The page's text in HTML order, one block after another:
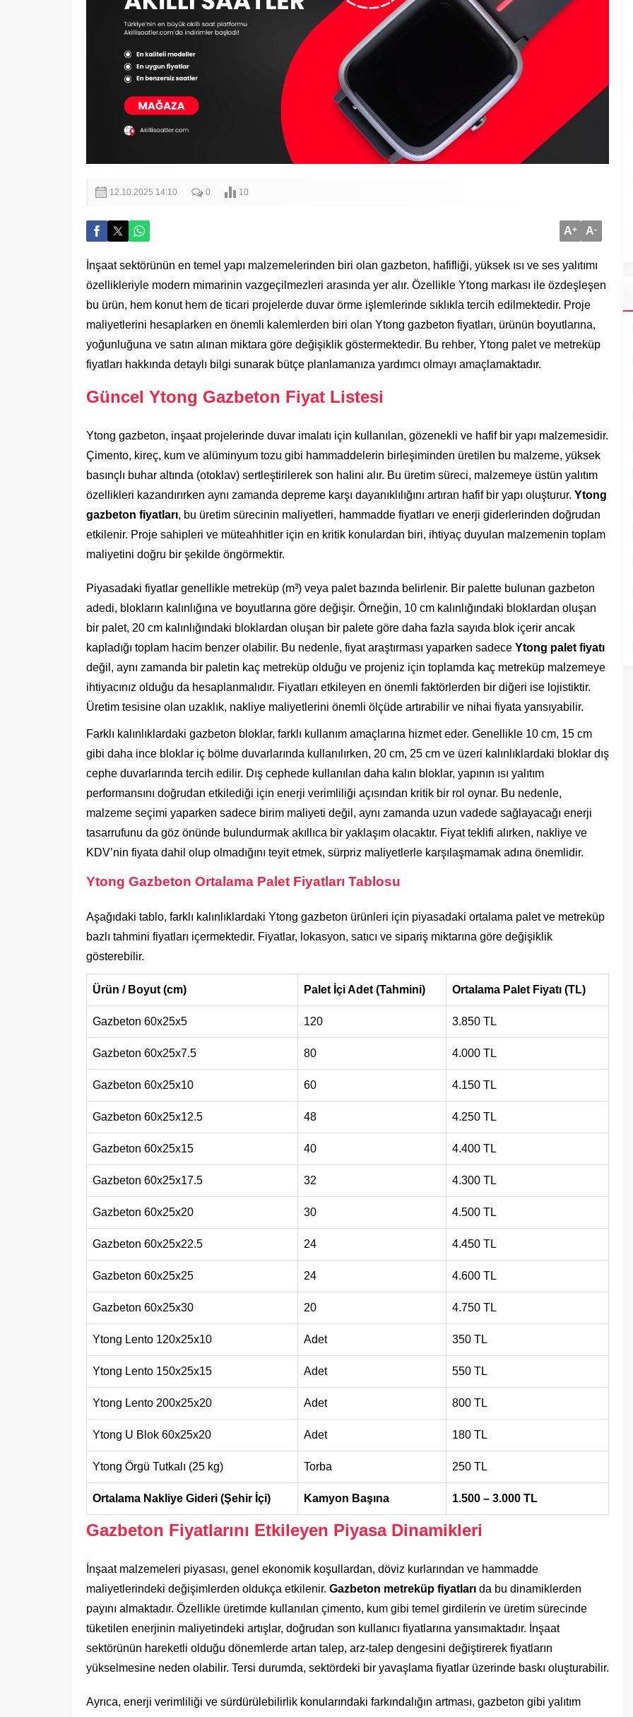
12.10.2025 14:10 0 10
A+ A-
İnşaat sektörünün en temel yapı malzemelerinden biri olan gazbeton, hafifliği, yüksek ısı ve ses yalıtımı
özellikleriyle modern mimarinin vazgeçilmezleri arasında yer alır. Özellikle Ytong markası ile özdeşleşen
bu ürün, hem konut hem de ticari projelerde duvar örme işlemlerinde sıklıkla tercih edilmektedir. Proje
maliyetlerini hesaplarken en önemli kalemlerden biri olan Ytong gazbeton fiyatları, ürünün boyutlarına,
yoğunluğuna ve satın alınan miktara göre değişiklik göstermektedir. Bu rehber, Ytong palet ve metreküp
fiyatları hakkında detaylı bilgi sunarak bütçe planlamanıza yardımcı olmayı amaçlamaktadır.
Güncel Ytong Gazbeton Fiyat Listesi
Ytong gazbeton, inşaat projelerinde duvar imalatı için kullanılan, gözenekli ve hafif bir yapı malzemesidir.
Çimento, kireç, kum ve alüminyum tozu gibi hammaddelerin birleşiminden üretilen bu malzeme, yüksek
basınçlı buhar altında (otoklav) sertleştirilerek son halini alır. Bu üretim süreci, malzemeye üstün yalıtım
özellikleri kazandırırken aynı zamanda depreme karşı dayanıklılığını artıran hafif bir yapı oluşturur. Ytong
gazbeton fiyatları, bu üretim sürecinin maliyetleri, hammadde fiyatları ve enerji giderlerinden doğrudan
etkilenir. Proje sahipleri ve müteahhitler için en kritik konulardan biri, ihtiyaç duyulan malzemenin toplam
maliyetini doğru bir şekilde öngörmektir.
Piyasadaki fiyatlar genellikle metreküp (m³) veya palet bazında belirlenir. Bir palette bulunan gazbeton
adedi, blokların kalınlığına ve boyutlarına göre değişir. Örneğin, 10 cm kalınlığındaki bloklardan oluşan
bir palet, 20 cm kalınlığındaki bloklardan oluşan bir palete göre daha fazla sayıda blok içerir ancak
kapladığı toplam hacim benzer olabilir. Bu nedenle, fiyat araştırması yaparken sadece Ytong palet fiyatı
değil, aynı zamanda bir paletin kaç metreküp olduğu ve projeniz için toplamda kaç metreküp malzemeye
ihtiyacınız olduğu da hesaplanmalıdır. Fiyatları etkileyen en önemli faktörlerden bir diğeri ise lojistiktir.
Üretim tesisine olan uzaklık, nakliye maliyetlerini önemli ölçüde artırabilir ve nihai fiyata yansıyabilir.
Farklı kalınlıklardaki gazbeton bloklar, farklı kullanım amaçlarına hizmet eder. Genellikle 10 cm, 15 cm
gibi daha ince bloklar iç bölme duvarlarında kullanılırken, 20 cm, 25 cm ve üzeri kalınlıklardaki bloklar dış
cephe duvarlarında tercih edilir. Dış cephede kullanılan daha kalın bloklar, yapının ısı yalıtım
performansını doğrudan etkilediği için enerji verimliliği açısından kritik bir rol oynar. Bu nedenle,
malzeme seçimi yaparken sadece birim maliyeti değil, aynı zamanda uzun vadede sağlayacağı enerji
tasarrufunu da göz önünde bulundurmak akıllıca bir yaklaşım olacaktır. Fiyat teklifi alırken, nakliye ve
KDV’nin fiyata dahil olup olmadığını teyit etmek, sürpriz maliyetlerle karşılaşmamak adına önemlidir.
Ytong Gazbeton Ortalama Palet Fiyatları Tablosu
Aşağıdaki tablo, farklı kalınlıklardaki Ytong gazbeton ürünleri için piyasadaki ortalama palet ve metreküp
bazlı tahmini fiyatları içermektedir. Fiyatlar, lokasyon, satıcı ve sipariş miktarına göre değişiklik
gösterebilir.
Ürün / Boyut (cm) Palet İçi Adet (Tahmini) Ortalama Palet Fiyatı (TL)
Gazbeton 60x25x5 120 3.850 TL
Gazbeton 60x25x7.5 80 4.000 TL
Gazbeton 60x25x10 60 4.150 TL
Gazbeton 60x25x12.5 48 4.250 TL
Gazbeton 60x25x15 40 4.400 TL
Gazbeton 60x25x17.5 32 4.300 TL
Gazbeton 60x25x20 30 4.500 TL
Gazbeton 60x25x22.5 24 4.450 TL
Gazbeton 60x25x25 24 4.600 TL
Gazbeton 60x25x30 20 4.750 TL
Ytong Lento 120x25x10 Adet 350 TL
Ytong Lento 150x25x15 Adet 550 TL
Ytong Lento 200x25x20 Adet 800 TL
Ytong U Blok 60x25x20 Adet 180 TL
Ytong Örgü Tutkalı (25 kg) Torba 250 TL
Ortalama Nakliye Gideri (Şehir İçi) Kamyon Başına 1.500 – 3.000 TL
Gazbeton Fiyatlarını Etkileyen Piyasa Dinamikleri
İnşaat malzemeleri piyasası, genel ekonomik koşullardan, döviz kurlarından ve hammadde
maliyetlerindeki değişimlerden oldukça etkilenir. Gazbeton metreküp fiyatları da bu dinamiklerden
payını almaktadır. Özellikle üretimde kullanılan çimento, kum gibi temel girdilerin ve üretim sürecinde
tüketilen enerjinin maliyetindeki artışlar, doğrudan son kullanıcı fiyatlarına yansımaktadır. İnşaat
sektörünün hareketli olduğu dönemlerde artan talep, arz-talep dengesini değiştirerek fiyatların
yükselmesine neden olabilir. Tersi durumda, sektördeki bir yavaşlama fiyatlar üzerinde baskı oluşturabilir.
Ayrıca, enerji verimliliği ve sürdürülebilirlik konularındaki farkındalığın artması, gazbeton gibi yalıtım